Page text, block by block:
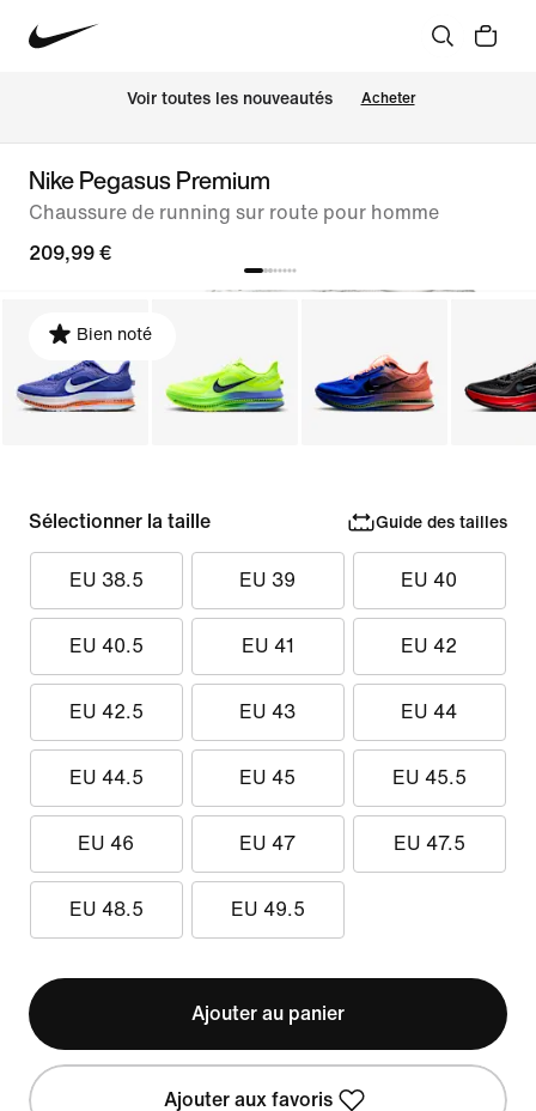
Voir toutes les nouveautés Acheter
Nike Pegasus Premium
Chaussure de running sur route pour homme
209,99 €
Bien noté
Sélectionner la taille Guide des tailles
EU 38.5 EU 39 EU 40
EU 40.5 EU 41 EU 42
EU 42.5 EU 43 EU 44
EU 44.5 EU 45 EU 45.5
EU 46 EU 47 EU 47.5
EU 48.5 EU 49.5
Ajouter au panier
Ajouter aux favoris